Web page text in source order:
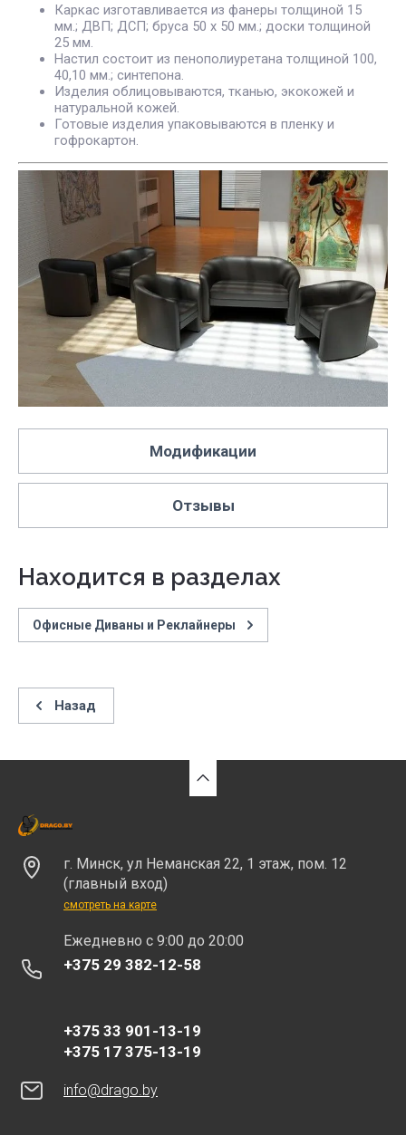
Каркас изготавливается из фанеры толщиной 15
мм.; ДВП; ДСП; бруса 50 х 50 мм.; доски толщиной
25 мм.
Настил состоит из пенополиуретана толщиной 100,
40,10 мм.; синтепона.
Изделия облицовываются, тканью, экокожей и
натуральной кожей.
Готовые изделия упаковываются в пленку и
гофрокартон.
Модификации
Отзывы
Находится в разделах
Офисные Диваны и Реклайнеры
Назад
г. Минск, ул Неманская 22, 1 этаж, пом. 12
(главный вход)
смотреть на карте
Eжедневно с 9:00 до 20:00
+375 29 382-12-58
+375 33 901-13-19
+375 17 375-13-19
info@drago.by